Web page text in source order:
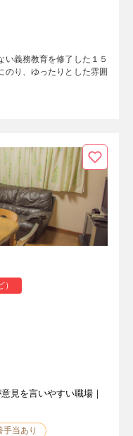
い義務教育を修了した１５
のり、ゆったりとした雰囲
見を言いやすい職場｜
手当あり